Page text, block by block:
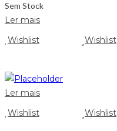
Sem Stock
Ler mais
Wishlist
Wishlist
Ler mais
Wishlist
Wishlist